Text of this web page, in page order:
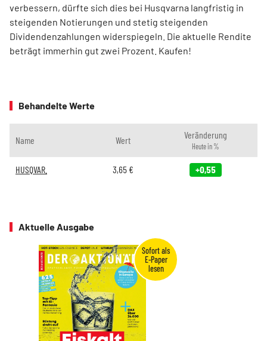
verbessern, dürfte sich dies bei Husqvarna langfristig in
steigenden Notierungen und stetig steigenden
Dividendenzahlungen widerspiegeln. Die aktuelle Rendite
beträgt immerhin gut zwei Prozent. Kaufen!
Behandelte Werte
Name Wert Veränderung
Heute in %
HUSQVAR. 3,65€ +0,55
Aktuelle Ausgabe